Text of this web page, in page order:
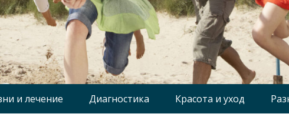
и лечение Диагностика Красота и уход